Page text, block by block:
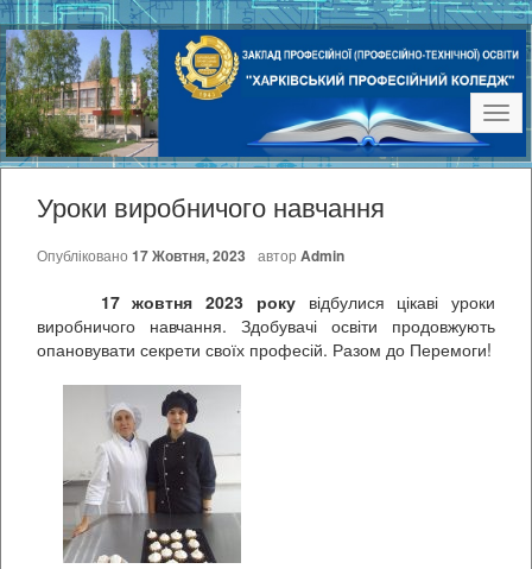
Уроки виробничого навчання
Опубліковано 17 Жовтня, 2023 автор Admin
17 жовтня 2023 року відбулися цікаві уроки
виробничого навчання. Здобувачі освіти продовжують
опановувати секрети своїх професій. Разом до Перемоги!